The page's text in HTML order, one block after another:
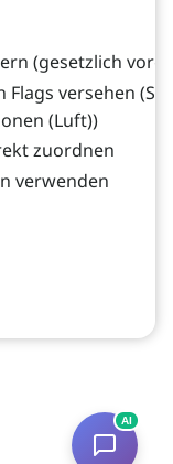
(gesetzlich
versehen
(Luft))
zuordnen
verwenden
AI